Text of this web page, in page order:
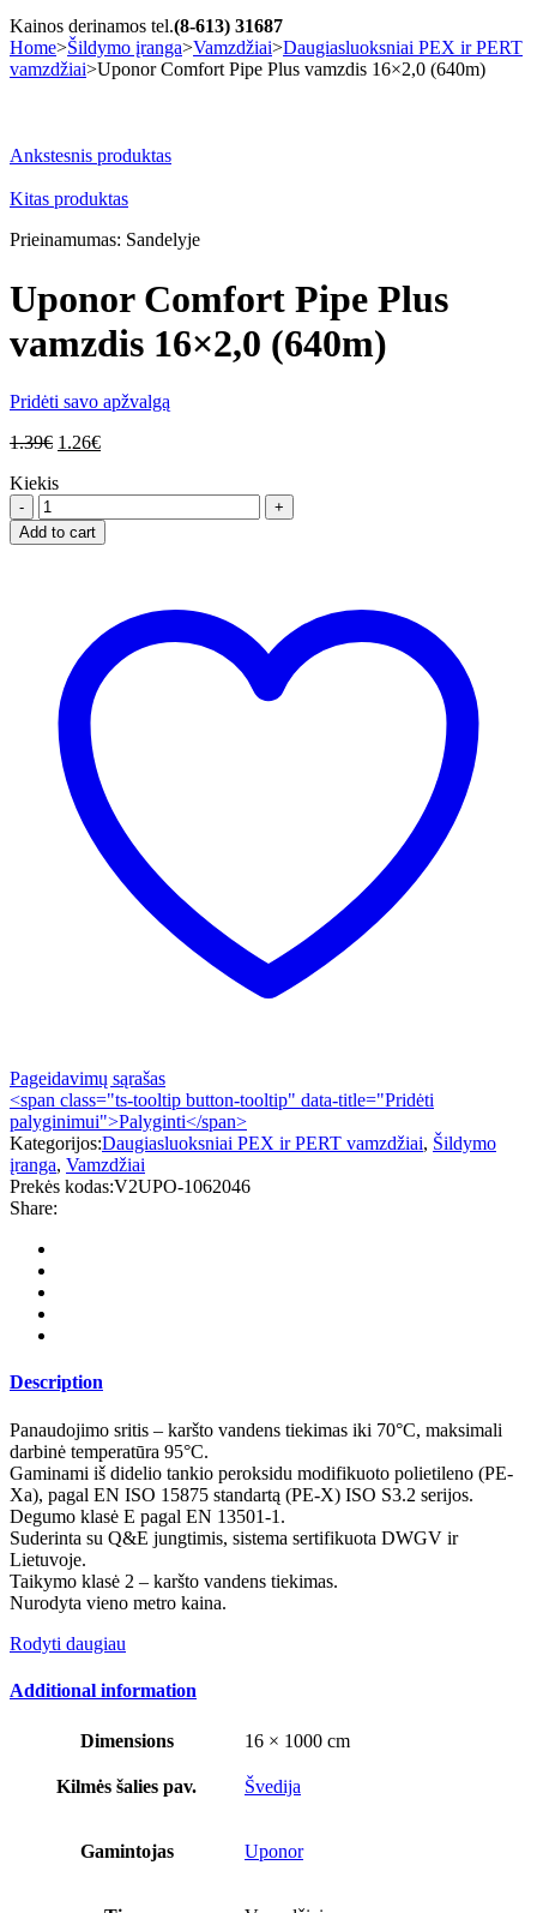
Kainos derinamos tel.(8-613) 31687
Home>Šildymo įranga>Vamzdžiai>Daugiasluoksniai PEX ir PERT
vamzdžiai>Uponor Comfort Pipe Plus vamzdis 16×2,0 (640m)
Ankstesnis produktas
Kitas produktas
Prieinamumas: Sandelyje
Uponor Comfort Pipe Plus
vamzdis 16×2,0 (640m)
Pridėti savo apžvalgą
1.39€ 1.26€
Kiekis
Uponor
Comfort
Pipe
quantity
Add to cart
Pageidavimų sąrašas
<span class="ts-tooltip button-tooltip" data-title="Pridėti
palyginimui">Palyginti</span>
Kategorijos:Daugiasluoksniai PEX ir PERT vamzdžiai, Šildymo
įranga, Vamzdžiai
Prekės kodas:V2UPO-1062046
Share:
Description
Panaudojimo sritis – karšto vandens tiekimas iki 70°C, maksimali
darbinė temperatūra 95°C.
Gaminami iš didelio tankio peroksidu modifikuoto polietileno (PE-
Xa), pagal EN ISO 15875 standartą (PE-X) ISO S3.2 serijos.
Degumo klasė E pagal EN 13501-1.
Suderinta su Q&E jungtimis, sistema sertifikuota DWGV ir
Lietuvoje.
Taikymo klasė 2 – karšto vandens tiekimas.
Nurodyta vieno metro kaina.
Rodyti daugiau
Additional information
Dimensions 16 × 1000 cm
Kilmės šalies pav. Švedija
Gamintojas Uponor